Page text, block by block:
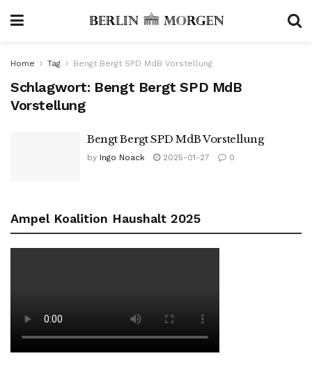
Home Tag Bengt Bergt SPD MdB Vorstellung
Schlagwort: Bengt Bergt SPD MdB
Vorstellung
Bengt Bergt SPD MdB Vorstellung
by Ingo Noack 2025-01-27 0
Ampel Koalition Haushalt 2025